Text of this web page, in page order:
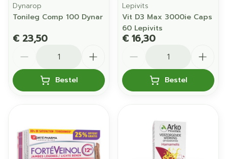
Dynarop
Tonileg Comp 100 Dynar
€ 23,50
Bestel
Lepivits
Vit D3 Max 3000ie Caps
60 Lepivits
€ 16,30
Bestel